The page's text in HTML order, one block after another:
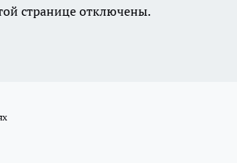
странице отключены.